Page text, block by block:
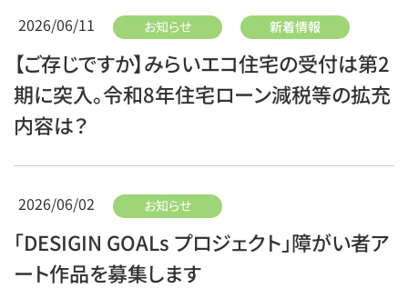
2026/06/11 お知らせ 新着情報
【ご存じですか】みらいエコ住宅の受付は第2
期に突入。令和8年住宅ローン減税等の拡充
内容は？
2026/06/02 お知らせ
「DESIGIN GOALs プロジェクト」障がい者ア
ート作品を募集します